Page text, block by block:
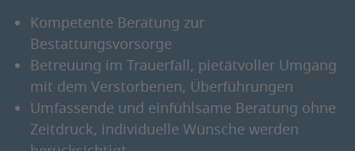
Kompetente Beratung zur
Bestattungsvorsorge
Betreuung im Trauerfall, pietätvoller Umgang
mit dem Verstorbenen, Überführungen
Umfassende und einfühlsame Beratung ohne
Zeitdruck, individuelle Wünsche werden